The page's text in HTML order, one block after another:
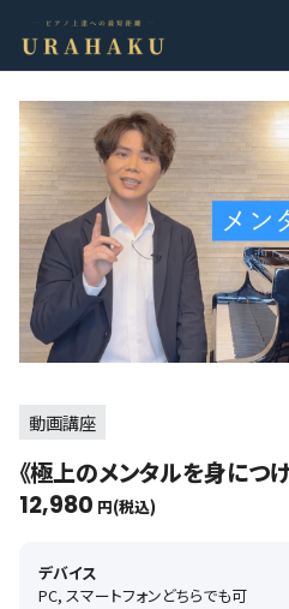
動画講座
《極上のメンタルを身につ
12,980 円(税込)
デバイス
PC, スマートフォンどちらでも可